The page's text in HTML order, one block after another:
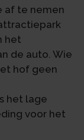
af te nemen
het
de auto. Wie
hof geen
het lage
voor het